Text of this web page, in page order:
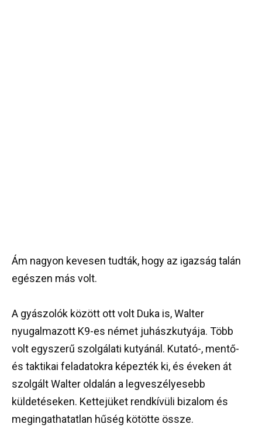
Ám nagyon kevesen tudták, hogy az igazság talán
egészen más volt.
A gyászolók között ott volt Duka is, Walter
nyugalmazott K9-es német juhászkutyája. Több
volt egyszerű szolgálati kutyánál. Kutató-, mentő-
és taktikai feladatokra képezték ki, és éveken át
szolgált Walter oldalán a legveszélyesebb
küldetéseken. Kettejüket rendkívüli bizalom és
megingathatatlan hűség kötötte össze.